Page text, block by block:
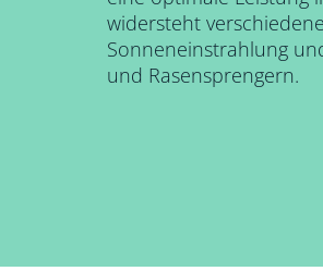
widersteht
Sonneneinstrahlung
und Rasensprengern.